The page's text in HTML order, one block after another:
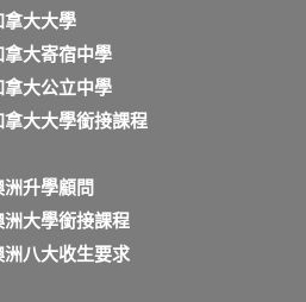
拿大大學
拿大寄宿中學
拿大公立中學
拿大大學銜接課程
洲升學顧問
洲大學銜接課程
洲八大收生要求